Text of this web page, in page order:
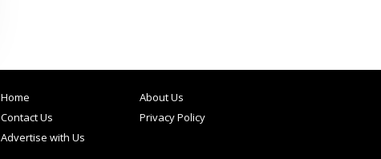
Home
About Us
Contact Us
Privacy Policy
Advertise with Us